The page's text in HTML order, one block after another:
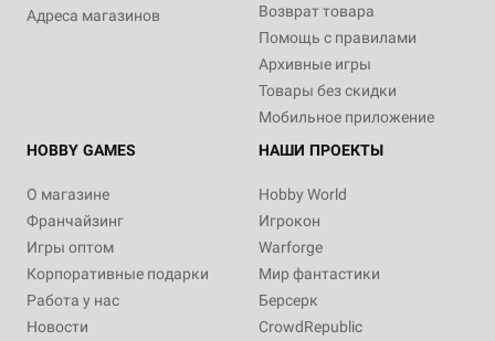
Адреса магазинов
Возврат товара
Помощь с правилами
Архивные игры
Товары без скидки
Мобильное приложение
HOBBY GAMES
О магазине
Франчайзинг
Игры оптом
Корпоративные подарки
Работа у нас
Новости
НАШИ ПРОЕКТЫ
Hobby World
Игрокон
Warforge
Мир фантастики
Берсерк
CrowdRepublic